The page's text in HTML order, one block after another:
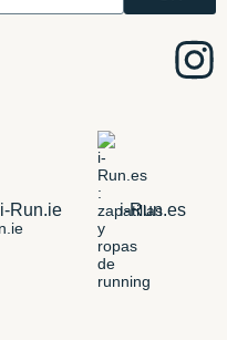
i-Run.ie i-Run.es